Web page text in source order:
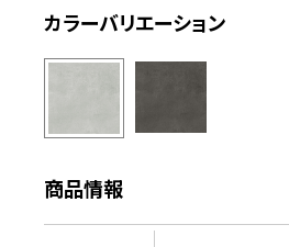
カラーバリエーション
商品情報